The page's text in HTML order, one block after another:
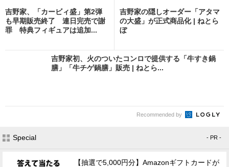
吉野家、「カービィ盛」第2弾
も早期販売終了 連日完売で謝
罪 特典フィギュアは追加...
吉野家の隠しオーダー「アタマ
の大盛」が正式商品化 | ねとら
ぼ
吉野家初、火のついたコンロで提供する「牛すき鍋
膳」「牛チゲ鍋膳」販売 | ねとら...
Recommended by
Special - PR -
【抽選で5,000円分】Amazonギフトカードが